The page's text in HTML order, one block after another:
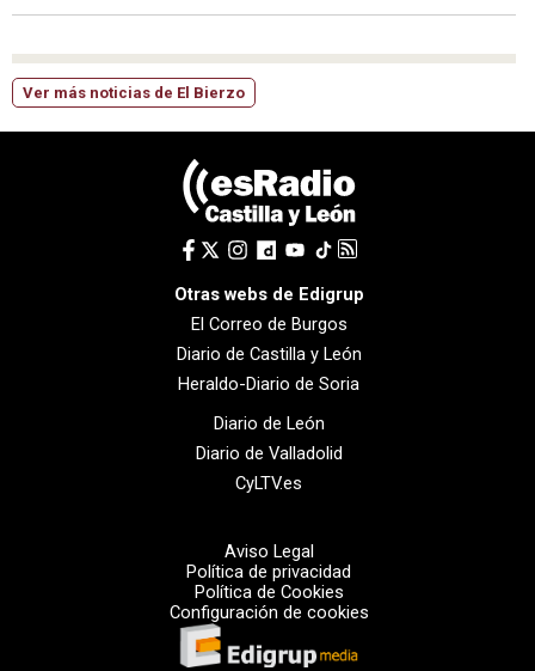
Ver más noticias de El Bierzo
Otras webs de Edigrup
El Correo de Burgos
Diario de Castilla y León
Heraldo-Diario de Soria
Diario de León
Diario de Valladolid
CyLTV.es
Aviso Legal
Política de privacidad
Política de Cookies
Configuración de cookies